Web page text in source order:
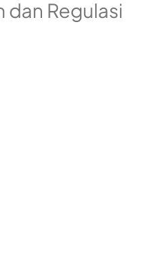
dan Regulasi